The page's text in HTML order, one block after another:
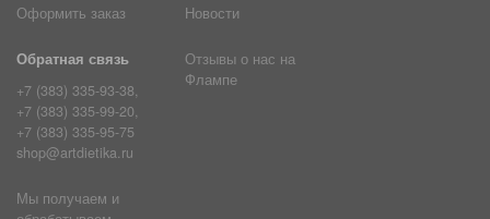
Оформить заказ
Новости
Обратная связь
+7 (383) 335-93-38,
+7 (383) 335-99-20,
+7 (383) 335-95-75
shop@artdietika.ru
Отзывы о нас на
Флампе
Мы получаем и